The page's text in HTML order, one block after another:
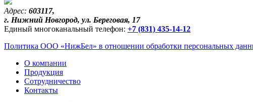
Адрес: 603117,
г. Нижний Новгород, ул. Береговая, 17
Единый многоканальный телефон: +7 (831) 435-14-12
Политика ООО «НижБел» в отношении обработки персональных
О компании
Продукция
Сотрудничество
Контакты